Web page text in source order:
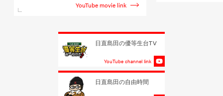
YouTube movie link
日直島田の優等生台TV
YouTube channel link
日直島田の自由時間